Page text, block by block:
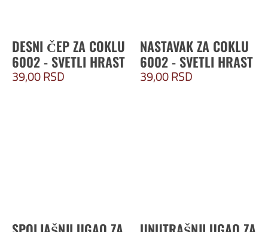
DESNI ČEP ZA COKLU
6002 - SVETLI HRAST
39,00RSD
NASTAVAK ZA COKLU
6002 - SVETLI HRAST
39,00RSD